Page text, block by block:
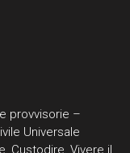
provvisorie –
Universale
Custodire, Vivere il